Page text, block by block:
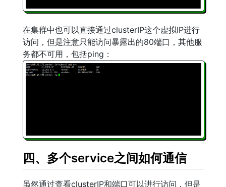
在集群中也可以直接通过clusterIP这个虚拟IP进行
访问，但是注意只能访问暴露出的80端口，其他服
务都不可用，包括ping：
四、多个service之间如何通信
虽然通过查看clusterIP和端口可以进行访问，但是